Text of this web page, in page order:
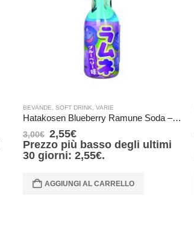
BEVANDE, SOFT DRINK, VARIE
Hatakosen Blueberry Ramune Soda – 200 ml
3,00€ 2,55€
Prezzo più basso degli ultimi
30 giorni: 2,55€.
AGGIUNGI AL CARRELLO